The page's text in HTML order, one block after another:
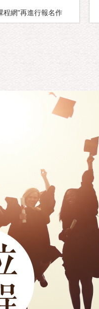
程網"再進行報名作